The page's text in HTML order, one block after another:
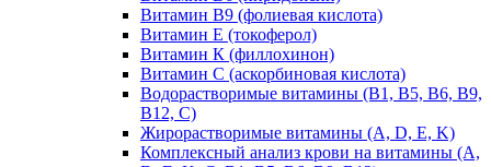
Витамин В9 (фолиевая кислота)
Витамин Е (токоферол)
Витамин К (филлохинон)
Витамин С (аскорбиновая кислота)
Водорастворимые витамины (B1, B5, B6, В9,
В12, С)
Жирорастворимые витамины (A, D, E, K)
Комплексный анализ крови на витамины (A,